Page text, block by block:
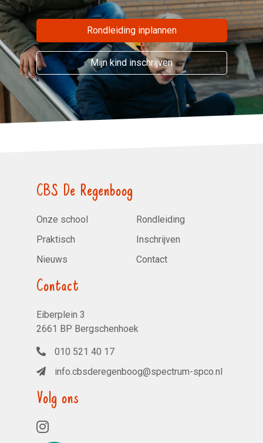
Rondleiding inplannen
Mijn kind inschrijven
CBS De Regenboog
Onze school
Praktisch
Nieuws
Rondleiding
Inschrijven
Contact
Contact
Eiberplein 3
2661 BP Bergschenhoek
010 521 40 17
info.cbsderegenboog@spectrum-spco.nl
Volg ons